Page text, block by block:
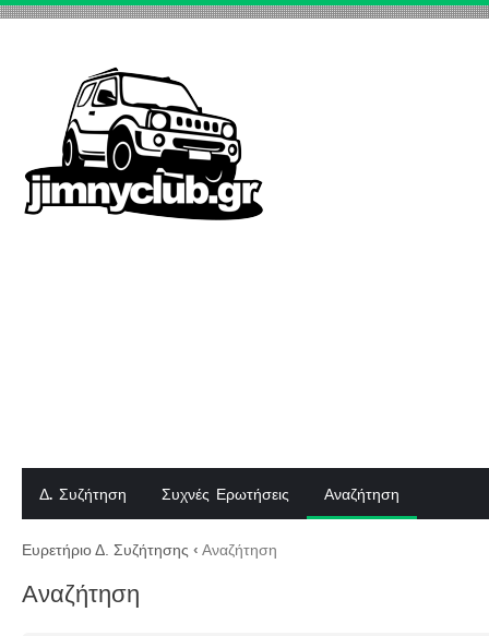
Δ. Συζήτηση Συχνές Ερωτήσεις Αναζήτηση
Ευρετήριο Δ. Συζήτησης ‹ Αναζήτηση
Αναζήτηση